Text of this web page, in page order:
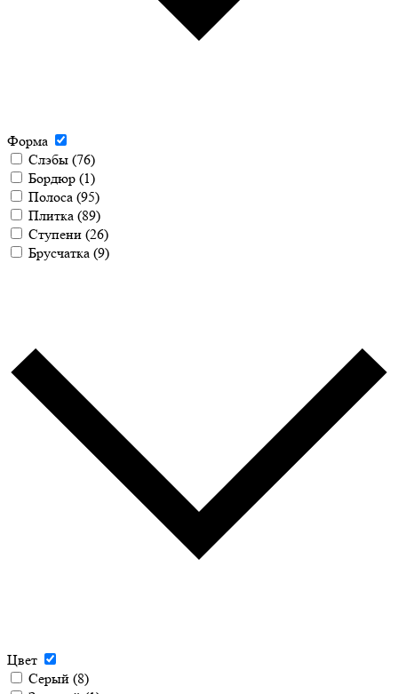
Форма
Слэбы (76)
Бордюр (1)
Полоса (95)
Плитка (89)
Ступени (26)
Брусчатка (9)
Цвет
Серый (8)